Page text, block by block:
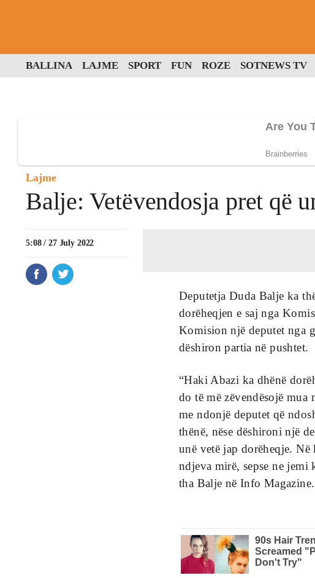
BALLINA LAJME SPORT FUN ROZE SOTNEWS TV
Lajme
Balje: Vetëvendosja pret që
5:08 / 27 July 2022
Deputetja Duda Balje ka
dorëheqjen e saj nga
Komision një deputet nga
dëshiron partia në pushtet.
“Haki Abazi ka dhënë
do të më zëvendësojë
me ndonjë deputet që
thënë, nëse dëshironi një
unë vetë jap dorëheqje.
ndjeva mirë, sepse ne
tha Balje në Info Magazine.